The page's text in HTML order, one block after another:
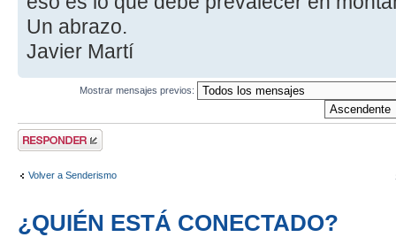
Un abrazo.
Javier Martí
Mostrar mensajes previos:
Publicar una
respuesta
Volver a Senderismo
¿QUIÉN ESTÁ CONECTADO?